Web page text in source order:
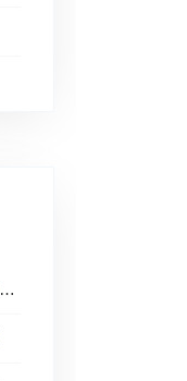
鬼门线：人门不能有厕所和水池鬼门不能有厨房